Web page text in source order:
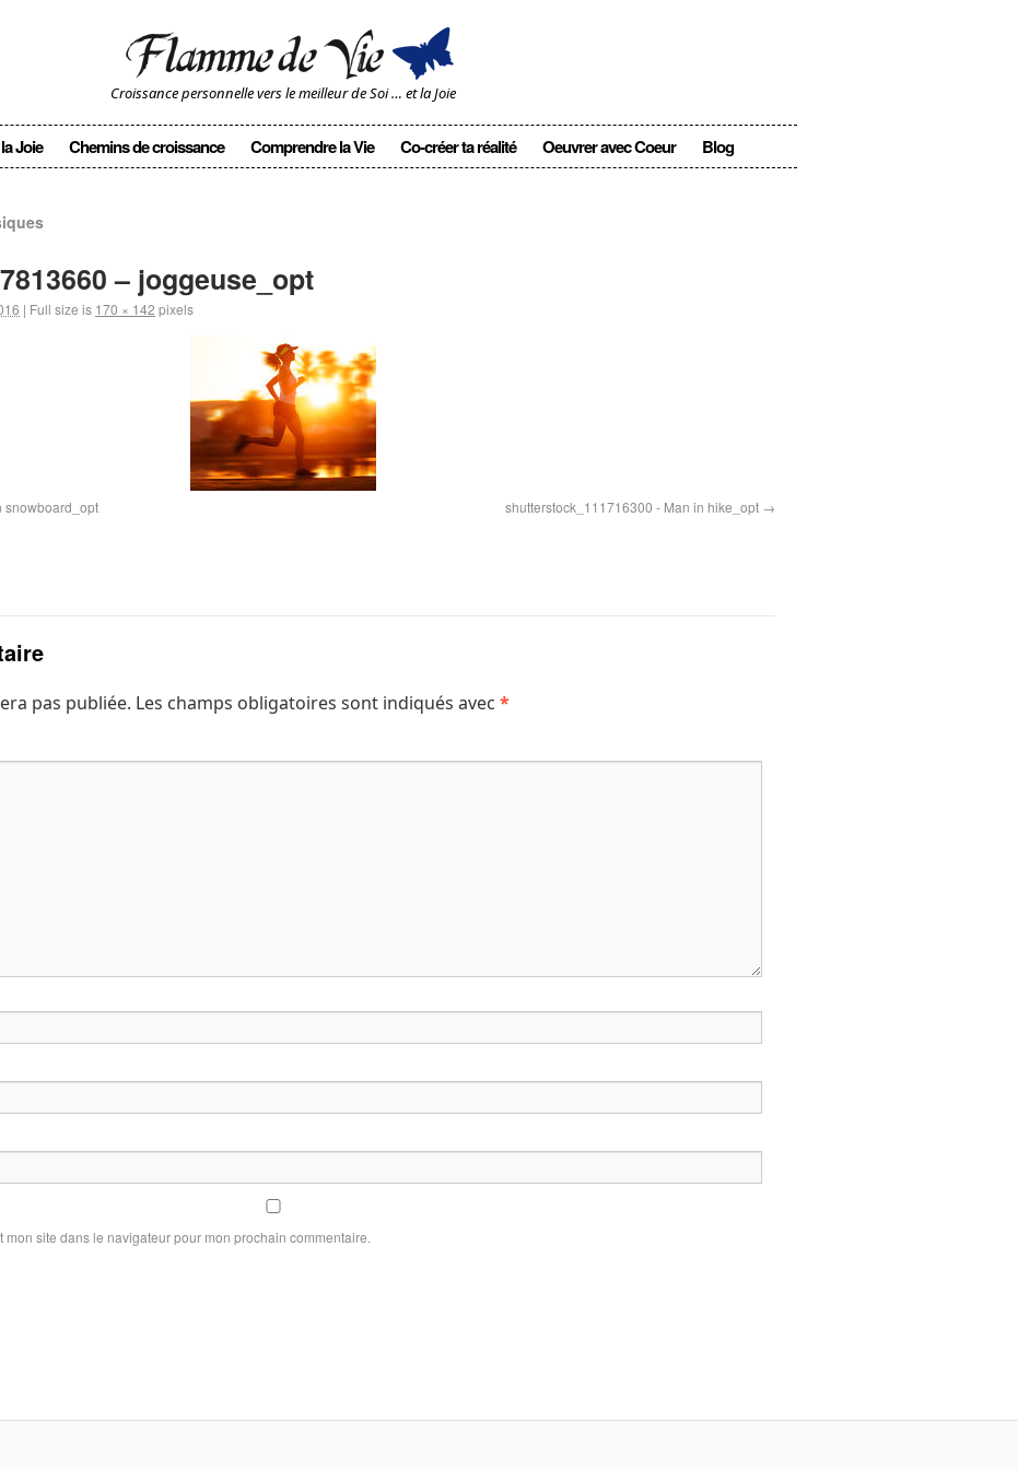
Croissance personnelle vers le meilleur de Soi … et la Joie
Joie Chemins de croissance Comprendre la Vie Co-créer ta réalité Oeuvrer avec Coeur Blog
– joggeuse_opt
| Full size is 170 × 142 pixels
snowboard_opt shutterstock_111716300 - Man in hike_opt
pas publiée. Les champs obligatoires sont indiqués avec *
mon site dans le navigateur pour mon prochain commentaire.